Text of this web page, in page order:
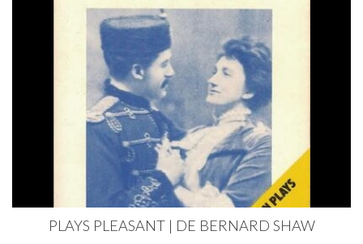
PLAYS PLEASANT | DE BERNARD SHAW